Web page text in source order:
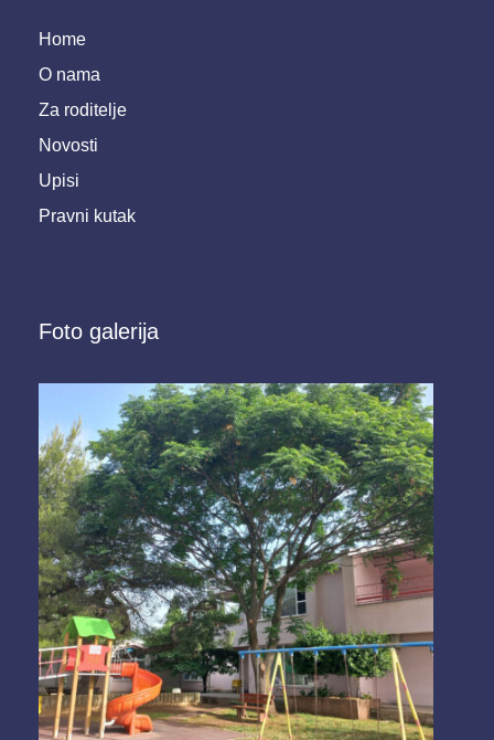
Home
O nama
Za roditelje
Novosti
Upisi
Pravni kutak
Foto galerija